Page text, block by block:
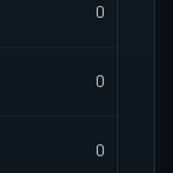
0
0
0